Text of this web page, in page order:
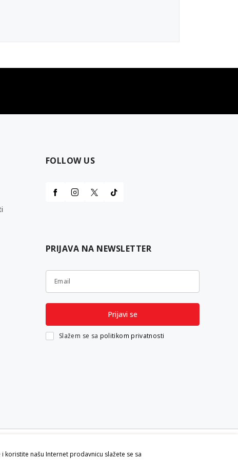
FOLLOW US
PRIJAVA NA NEWSLETTER
Email
Prijavi se
Slažem se sa politikom privatnosti
koristite našu Internet prodavnicu slažete se sa